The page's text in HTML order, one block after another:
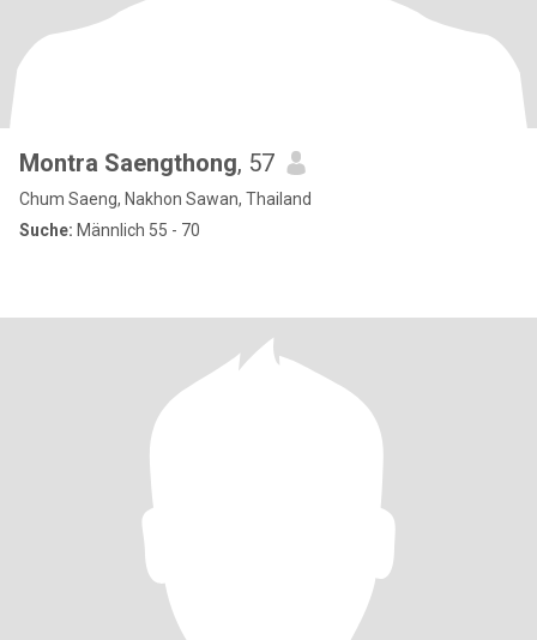
Montra Saengthong, 57
Chum Saeng, Nakhon Sawan, Thailand
Suche: Männlich 55 - 70